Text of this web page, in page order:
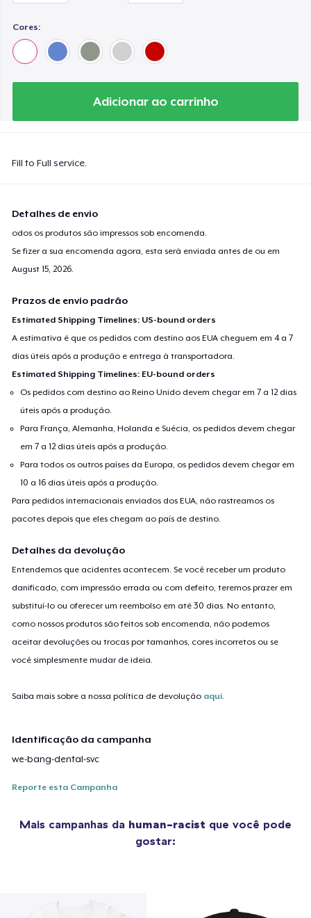
Cores:
Adicionar ao carrinho
Fill to Full service.
Detalhes de envio
odos os produtos são impressos sob encomenda.
Se fizer a sua encomenda agora, esta será enviada antes de ou em
August 15, 2026.
Prazos de envio padrão
Estimated Shipping Timelines: US-bound orders
A estimativa é que os pedidos com destino aos EUA cheguem em 4 a 7
dias úteis após a produção e entrega à transportadora.
Estimated Shipping Timelines: EU-bound orders
Os pedidos com destino ao Reino Unido devem chegar em 7 a 12 dias
úteis após a produção.
Para França, Alemanha, Holanda e Suécia, os pedidos devem chegar
em 7 a 12 dias úteis após a produção.
Para todos os outros países da Europa, os pedidos devem chegar em
10 a 16 dias úteis após a produção.
Para pedidos internacionais enviados dos EUA, não rastreamos os
pacotes depois que eles chegam ao país de destino.
Detalhes da devolução
Entendemos que acidentes acontecem. Se você receber um produto
danificado, com impressão errada ou com defeito, teremos prazer em
substituí-lo ou oferecer um reembolso em até 30 dias. No entanto,
como nossos produtos são feitos sob encomenda, não podemos
aceitar devoluções ou trocas por tamanhos, cores incorretos ou se
você simplesmente mudar de ideia.
Saiba mais sobre a nossa política de devolução aqui.
Identificação da campanha
we-bang-dental-svc
Reporte esta Campanha
Mais campanhas da human-racist que você pode
gostar: